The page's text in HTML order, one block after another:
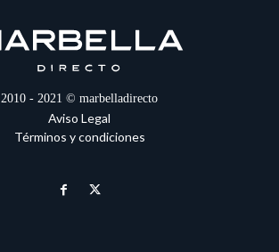
2010 - 2021 © marbelladirecto
Aviso Legal
Términos y condiciones